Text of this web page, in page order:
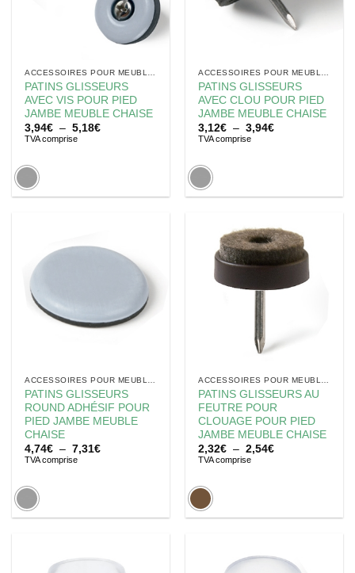
ACCESSOIRES POUR MEUBLES
PATINS GLISSEURS
AVEC VIS POUR PIED
JAMBE MEUBLE CHAISE
3,94€ – 5,18€Plage
TVA comprise
ACCESSOIRES POUR MEUBLES
PATINS GLISSEURS
AVEC CLOU POUR PIED
JAMBE MEUBLE CHAISE
3,12€ – 3,94€Plage
TVA comprise
PATINS GLISSEURS
ROUND ADHÉSIF POUR
PIED JAMBE MEUBLE
CHAISE
4,74€ – 7,31€Plage
TVA comprise
PATINS GLISSEURS AU
FEUTRE POUR
CLOUAGE POUR PIED
JAMBE MEUBLE CHAISE
2,32€ – 2,54€Plage
TVA comprise